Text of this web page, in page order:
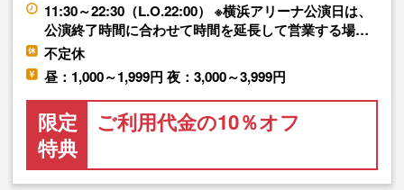
11:30～22:30（L.O.22:00） ※横浜アリーナ公演日は、
公演終了時間に合わせて時間を延長して営業する場…
不定休
昼：1,000～1,999円 夜：3,000～3,999円
限定
特典
ご利用代金の10％オフ